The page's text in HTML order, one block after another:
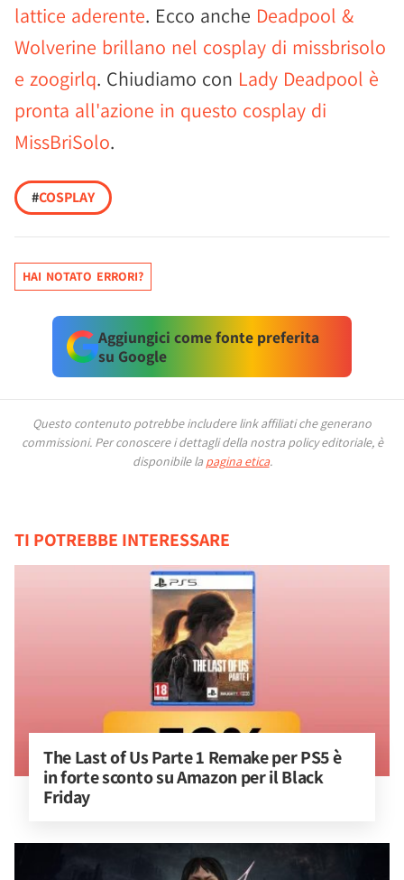
lattice aderente. Ecco anche Deadpool &
Wolverine brillano nel cosplay di missbrisolo
e zoogirlq. Chiudiamo con Lady Deadpool è
pronta all'azione in questo cosplay di
MissBriSolo.
#COSPLAY
HAI NOTATO ERRORI?
Aggiungici come fonte preferita
su Google
Questo contenuto potrebbe includere link affiliati che generano
commissioni. Per conoscere i dettagli della nostra policy editoriale, è
disponibile la pagina etica.
TI POTREBBE INTERESSARE
The Last of Us Parte 1 Remake per PS5 è
in forte sconto su Amazon per il Black
Friday